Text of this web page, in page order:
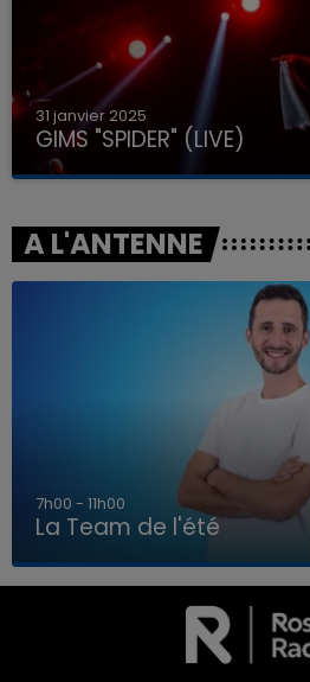
LA TEAM DE L'ÉTÉ
31 janvier 2025
GIMS "SPIDER" (LIVE)
A L'ANTENNE
7h00 - 11h00
La Team de l'été